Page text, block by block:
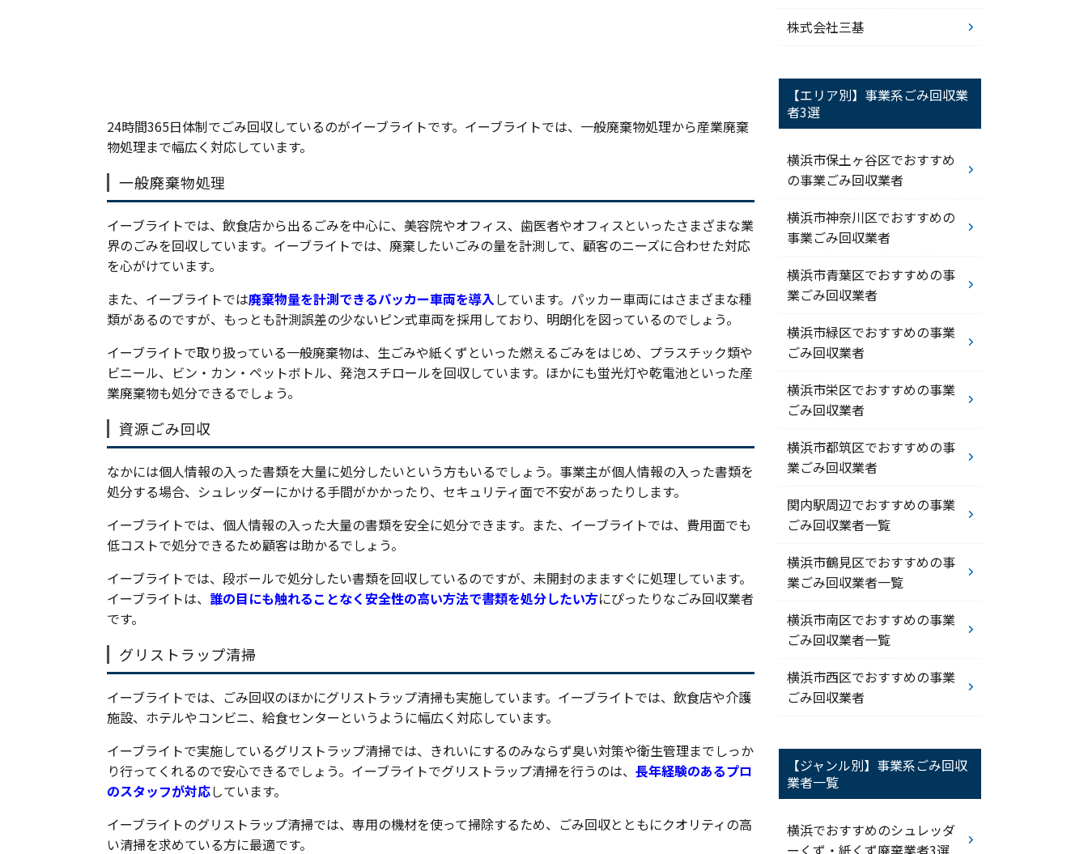
24時間365日体制でごみ回収しているのがイーブライトです。イーブライトでは、一般廃棄物処理から産業廃棄
物処理まで幅広く対応しています。
一般廃棄物処理
イーブライトでは、飲食店から出るごみを中心に、美容院やオフィス、歯医者やオフィスといったさまざまな業
界のごみを回収しています。イーブライトでは、廃棄したいごみの量を計測して、顧客のニーズに合わせた対応
を心がけています。
また、イーブライトでは廃棄物量を計測できるパッカー車両を導入しています。パッカー車両にはさまざまな種
類があるのですが、もっとも計測誤差の少ないピン式車両を採用しており、明朗化を図っているのでしょう。
イーブライトで取り扱っている一般廃棄物は、生ごみや紙くずといった燃えるごみをはじめ、プラスチック類や
ビニール、ビン・カン・ペットボトル、発泡スチロールを回収しています。ほかにも蛍光灯や乾電池といった産
業廃棄物も処分できるでしょう。
資源ごみ回収
なかには個人情報の入った書類を大量に処分したいという方もいるでしょう。事業主が個人情報の入った書類を
処分する場合、シュレッダーにかける手間がかかったり、セキュリティ面で不安があったりします。
イーブライトでは、個人情報の入った大量の書類を安全に処分できます。また、イーブライトでは、費用面でも
低コストで処分できるため顧客は助かるでしょう。
イーブライトでは、段ボールで処分したい書類を回収しているのですが、未開封のまますぐに処理しています。
イーブライトは、 誰の目にも触れることなく安全性の高い方法で書類を処分したい方にぴったりなごみ回収業者
です。
グリストラップ清掃
イーブライトでは、ごみ回収のほかにグリストラップ清掃も実施しています。イーブライトでは、飲食店や介護
施設、ホテルやコンビニ、給食センターというように幅広く対応しています。
イーブライトで実施しているグリストラップ清掃では、きれいにするのみならず臭い対策や衛生管理までしっか
り行ってくれるので安心できるでしょう。イーブライトでグリストラップ清掃を行うのは、 長年経験のあるプロ
のスタッフが対応しています。
イーブライトのグリストラップ清掃では、専用の機材を使って掃除するため、ごみ回収とともにクオリティの高
い清掃を求めている方に最適です。
株式会社三基
【エリア別】事業系ごみ回収業
者3選
横浜市保土ヶ谷区でおすすめ
の事業ごみ回収業者
横浜市神奈川区でおすすめの
事業ごみ回収業者
横浜市青葉区でおすすめの事
業ごみ回収業者
横浜市緑区でおすすめの事業
ごみ回収業者
横浜市栄区でおすすめの事業
ごみ回収業者
横浜市都筑区でおすすめの事
業ごみ回収業者
関内駅周辺でおすすめの事業
ごみ回収業者一覧
横浜市鶴見区でおすすめの事
業ごみ回収業者一覧
横浜市南区でおすすめの事業
ごみ回収業者一覧
横浜市西区でおすすめの事業
ごみ回収業者
【ジャンル別】事業系ごみ回収
業者一覧
横浜でおすすめのシュレッダ
ーくず・紙くず廃棄業者3選